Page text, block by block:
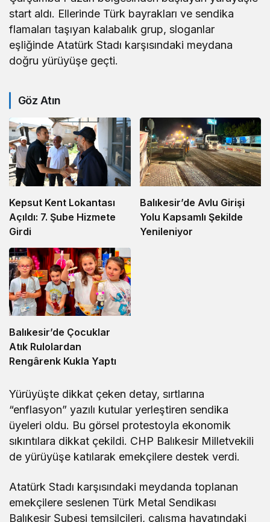
start aldı. Ellerinde Türk bayrakları ve sendika
flamaları taşıyan kalabalık grup, sloganlar
eşliğinde Atatürk Stadı karşısındaki meydana
doğru yürüyüşe geçti.
Göz Atın
Kepsut Kent Lokantası
Açıldı: 7. Şube Hizmete
Girdi
Balıkesir’de Avlu Girişi
Yolu Kapsamlı Şekilde
Yenileniyor
Balıkesir’de Çocuklar
Atık Rulolardan
Rengârenk Kukla Yaptı
Yürüyüşte dikkat çeken detay, sırtlarına
“enflasyon” yazılı kutular yerleştiren sendika
üyeleri oldu. Bu görsel protestoyla ekonomik
sıkıntılara dikkat çekildi. CHP Balıkesir Milletvekili
de yürüyüşe katılarak emekçilere destek verdi.
Atatürk Stadı karşısındaki meydanda toplanan
emekçilere seslenen Türk Metal Sendikası
Balıkesir Şubesi temsilcileri, çalışma hayatındaki